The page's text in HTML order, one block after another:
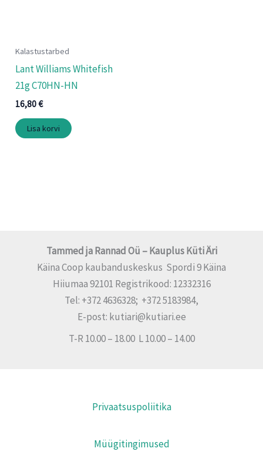
Kalastustarbed
Lant Williams Whitefish
21g C70HN-HN
16,80€
Lisa korvi
Tammed ja Rannad Oü – Kauplus Küti Äri
Käina Coop kaubanduskeskus Spordi 9 Käina
Hiiumaa 92101 Registrikood: 12332316
Tel: +372 4636328; +372 5183984,
E-post: kutiari@kutiari.ee
T-R 10.00 – 18.00 L 10.00 – 14.00
Privaatsuspoliitika
Müügitingimused